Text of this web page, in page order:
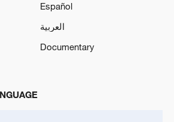
Español
العربية
Documentary